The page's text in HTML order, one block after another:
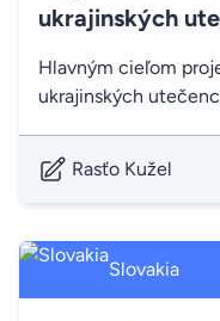
ukrajinských
Hlavným cieľom
ukrajinských
Rasťo Kužel
Slovakia